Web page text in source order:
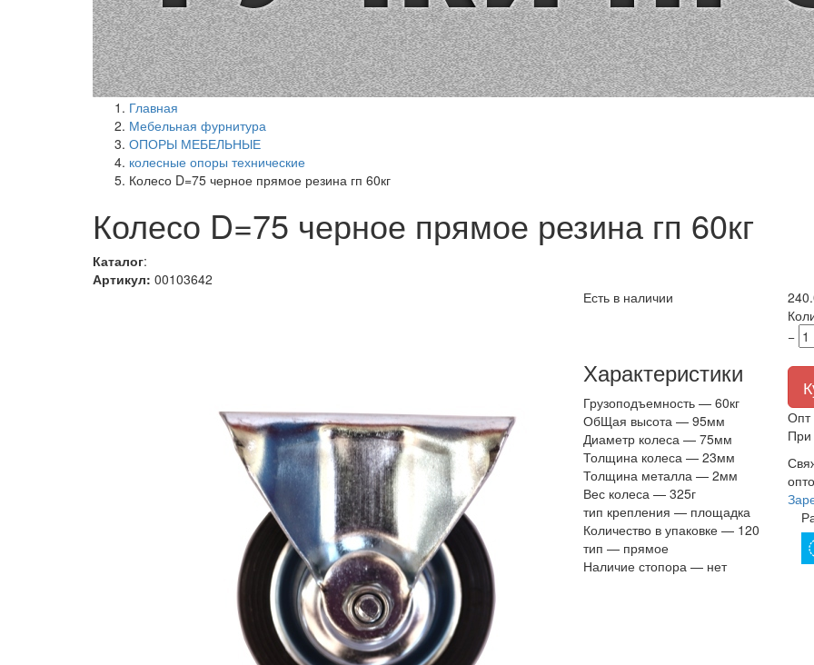
Главная
Мебельная фурнитура
ОПОРЫ МЕБЕЛЬНЫЕ
колесные опоры технические
Колесо D=75 черное прямое резина гп 60кг
Колесо D=75 черное прямое резина гп 60кг
Каталог:
Артикул: 00103642
Есть в наличии
Характеристики
Грузоподъемность — 60кг
ОбЩая высота — 95мм
Диаметр колеса — 75мм
Толщина колеса — 23мм
Толщина металла — 2мм
Вес колеса — 325г
тип крепления — площадка
Количество в упаковке — 120
тип — прямое
Наличие стопора — нет
−
Опт
При